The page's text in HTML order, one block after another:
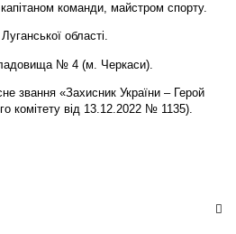
команди, майстром спорту.
області.
№ 4 (м. Черкаси).
звання «Захисник України – Герой
комітету від 13.12.2022 № 1135).